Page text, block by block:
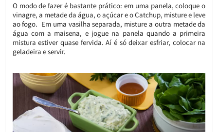
O modo de fazer é bastante prático: em uma panela, coloque o
vinagre, a metade da água, o açúcar e o Catchup, misture e leve
ao fogo. Em uma vasilha separada, misture a outra metade da
água com a maisena, e jogue na panela quando a primeira
mistura estiver quase fervida. Aí é só deixar esfriar, colocar na
geladeira e servir.